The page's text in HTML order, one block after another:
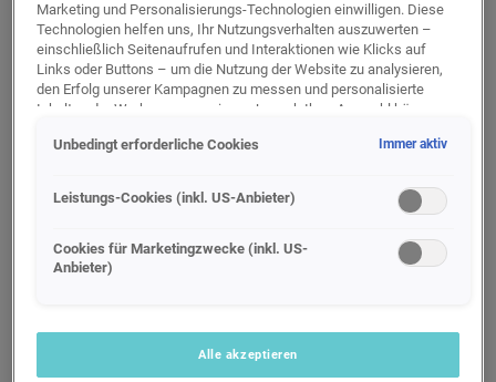
Marketing und Personalisierungs-Technologien einwilligen. Diese
Technologien helfen uns, Ihr Nutzungsverhalten auszuwerten –
einschließlich Seitenaufrufen und Interaktionen wie Klicks auf
Links oder Buttons – um die Nutzung der Website zu analysieren,
den Erfolg unserer Kampagnen zu messen und personalisierte
Inhalte oder Werbung anzuzeigen. Je nach Ihrer Auswahl können
übermittelt werden, einschließlich gehashter Kontaktinformationen,
oder Telefonnummer).
Dienste der Google Ireland Ltd., die personenbezogene Daten an
die Google LLC in den USA weiterleiten kann. In den USA besteht
ausgeschlossen werden. Die Übermittlung erfolgt auf Grundlage
von Standardvertragsklauseln der Europäischen Kommission.
Unbedingt erforderliche Cookies Immer aktiv
Leistungs-Cookies (inkl. US-Anbieter)
Cookies für Marketingzwecke (inkl. US-
Anbieter)
Alle akzeptieren